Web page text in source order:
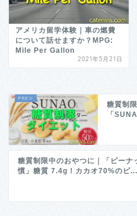
アメリカ留学体験｜車の燃費
について話せますか？MPG:
Mile Per Gallon
2021年5月21日
糖質制
「
糖質制限中のおやつに｜「ピーナ
慣」糖質 7.4g！カカオ70%のピ...